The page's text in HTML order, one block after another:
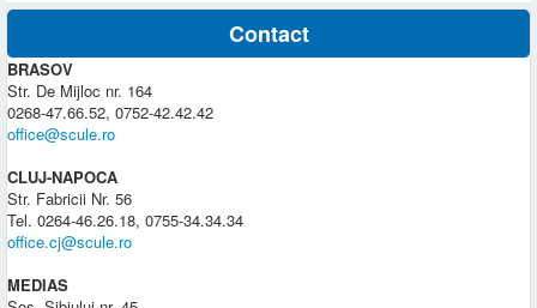
Contact
BRASOV
Str. De Mijloc nr. 164
0268-47.66.52, 0752-42.42.42
office@scule.ro
CLUJ-NAPOCA
Str. Fabricii Nr. 56
Tel. 0264-46.26.18, 0755-34.34.34
office.cj@scule.ro
MEDIAS